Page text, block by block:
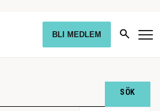
BLI MEDLEM